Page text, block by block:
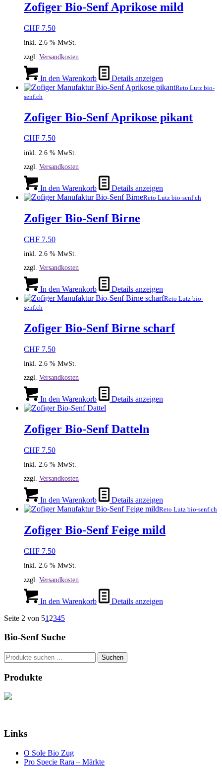
Zofiger Bio-Senf Aprikose mild
CHF 7.50
inkl. 2.6 % MwSt.
zzgl. Versandkosten
In den Warenkorb Details anzeigen
Reto Lutz bio-
senf.ch
Zofiger Bio-Senf Aprikose pikant
CHF 7.50
inkl. 2.6 % MwSt.
zzgl. Versandkosten
In den Warenkorb Details anzeigen
Reto Lutz bio-senf.ch
Zofiger Bio-Senf Birne
CHF 7.50
inkl. 2.6 % MwSt.
zzgl. Versandkosten
In den Warenkorb Details anzeigen
Reto Lutz bio-
senf.ch
Zofiger Bio-Senf Birne scharf
CHF 7.50
inkl. 2.6 % MwSt.
zzgl. Versandkosten
In den Warenkorb Details anzeigen
Zofiger Bio-Senf Datteln
CHF 7.50
inkl. 2.6 % MwSt.
zzgl. Versandkosten
In den Warenkorb Details anzeigen
Reto Lutz bio-senf.ch
Zofiger Bio-Senf Feige mild
CHF 7.50
inkl. 2.6 % MwSt.
zzgl. Versandkosten
In den Warenkorb
Details anzeigen
Seite 2 von 51 2345
Bio-Senf Suche
Suchen
nach:
Suchen
Produkte
Links
O Sole Bio Zug
Pro Specie Rara – Märkte